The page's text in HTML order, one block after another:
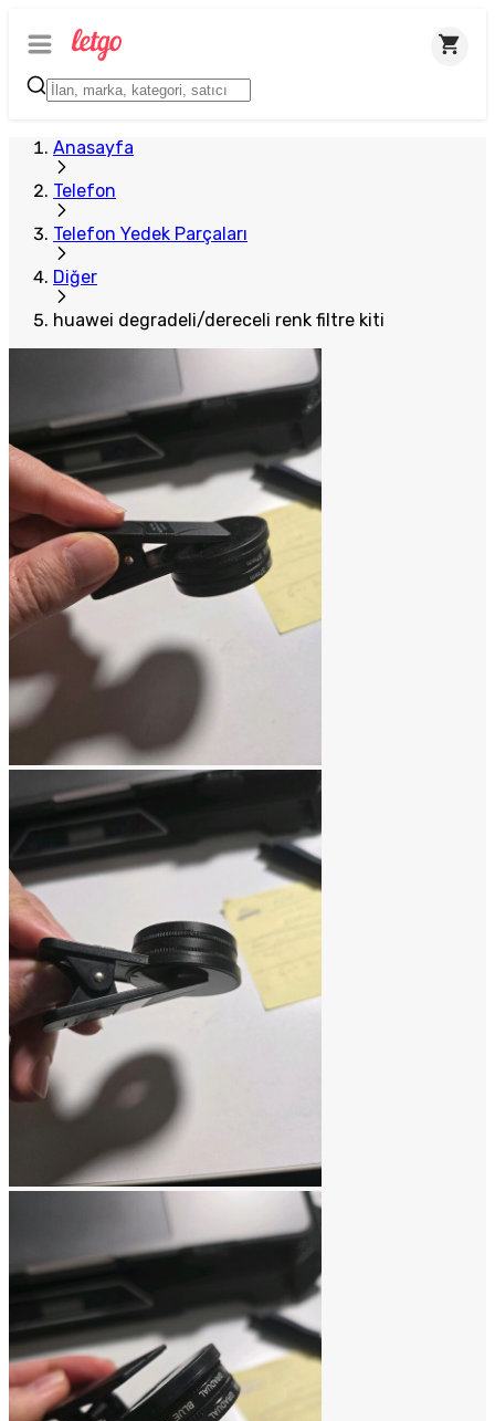
Anasayfa
Telefon
Telefon Yedek Parçaları
Diğer
huawei degradeli/dereceli renk filtre kiti